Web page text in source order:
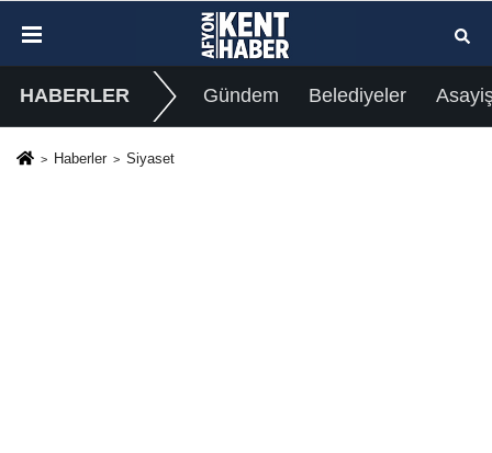
HABERLER Gündem Belediyeler
Haberler Siyaset